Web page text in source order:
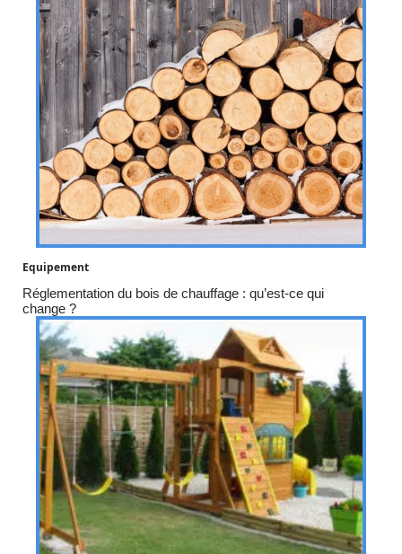
Equipement
Réglementation du bois de chauffage : qu’est-ce qui
change ?